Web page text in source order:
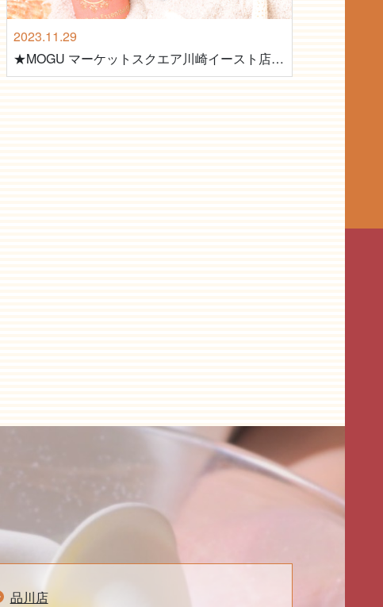
2023.11.29
★MOGU マーケットスクエア川崎イースト店オープン★
品川店